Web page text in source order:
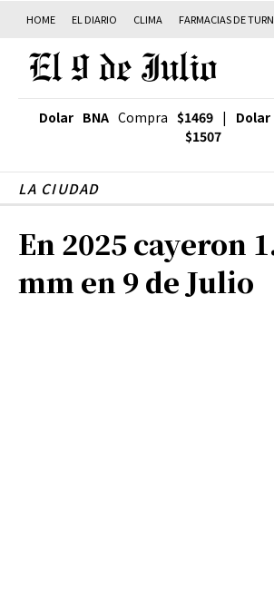
HOME EL DIARIO CLIMA FARMACIAS DE
Dolar BNA Compra $1469 |
$1507
LA CIUDAD
En 2025 cayeron
mm en 9 de Julio